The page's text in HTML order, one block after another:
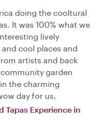
doing the cooltural
It was 100% what we
lively
cool places and
artists and back
garden
the charming
day for us.
Tapas Experience in